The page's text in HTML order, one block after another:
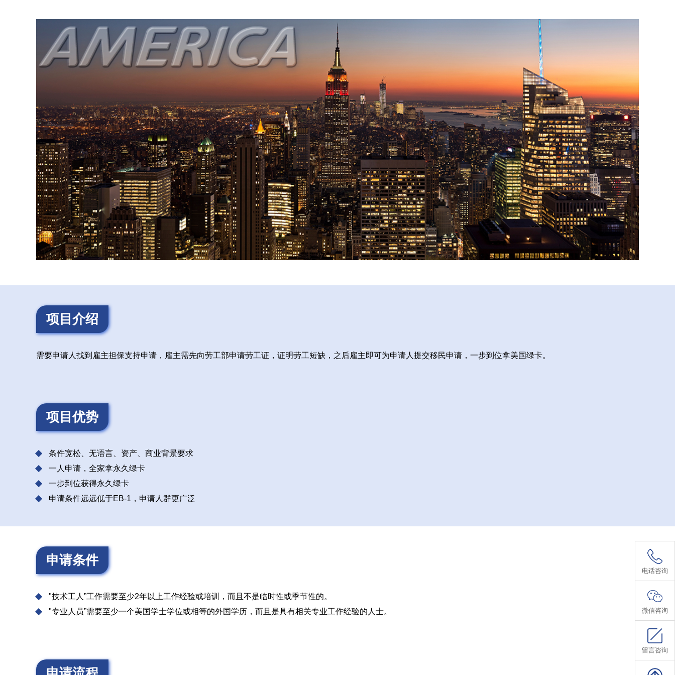
项目介绍
需要申请人找到雇主担保支持申请，雇主需先向劳工部申请劳工证，证明劳工短缺，之后雇主即可为申请人提交移民申请，一步到位拿美国绿卡。
项目优势
条件宽松、无语言、资产、商业背景要求
一人申请，全家拿永久绿卡
一步到位获得永久绿卡
申请条件远远低于EB-1，申请人群更广泛
申请条件
"技术工人”工作需要至少2年以上工作经验或培训，而且不是临时性或季节性的。
"专业人员”需要至少一个美国学士学位或相等的外国学历，而且是具有相关专业工作经验的人士。
电话咨询
59576008
微信咨询
留言咨询